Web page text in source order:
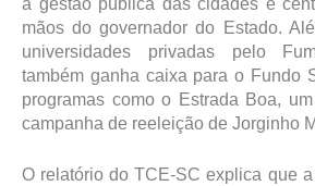
a gestão pública das cidades e
mãos do governador do Estado.
universidades privadas pelo
também ganha caixa para o Fundo
programas como o Estrada Boa,
campanha de reeleição de Jorginho
O relatório do TCE-SC explica que